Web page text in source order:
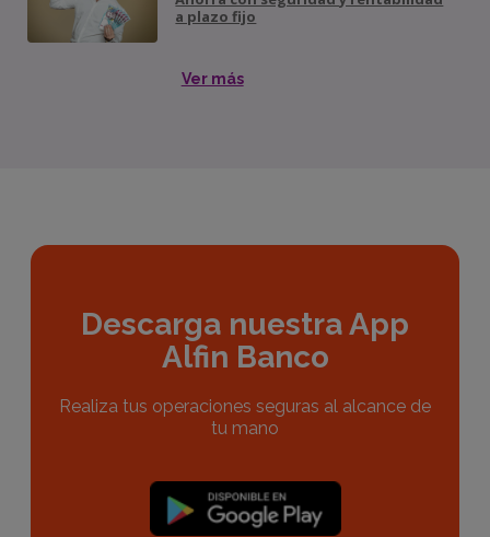
a plazo fijo
Ver más
Descarga nuestra App
Alfin Banco
Realiza tus operaciones seguras al alcance de
tu mano